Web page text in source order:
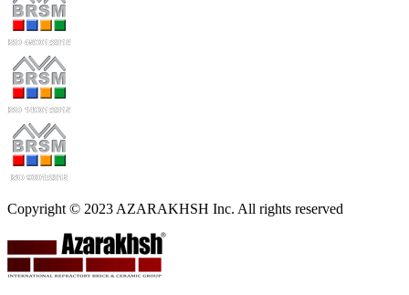
Copyright © 2023 AZARAKHSH Inc. All rights reserved